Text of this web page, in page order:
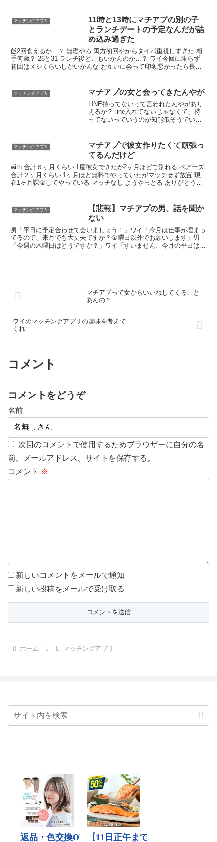
マッチングアプリ
11時と13時にマチアプの別の子
とランチデートの予定なんだが詰
め込み過ぎた
飯2回食えるか…？ 無理やろ 両方初回やからタイパ重視しすぎた 相
手何歳？ 26と31 ランチ後どこもいかんのか…？ ワイ今回に限らず
初回はメシくらいしかいかんな お互いに会って印象悪かったら長時
マッチングアプリ マチアプの女と会ってきたんやが
LINE持ってないって言われたんやがあり
えるか？ line入れてないじゃなくて、持
ってないっていうのが知能低そうでいい
実際に会ってなんかしたんけ？ かふぇい
ったよ
マッチングアプリ
マチアプで彼女作りたくて頑張っ
てるんだけど
with 合計６ヶ月くらい 1度彼女できたが2ヶ月ほどで別れる ペアーズ
合計２ヶ月くらい 1ヶ月ほど無料でやっていたがマッチせず放置 現
在1ヶ月課金してやっている マッチなし ようやっとる ありがとう😭
マッチングアプリ
【悲報】マチアプの男、話を聞か
ない
男「平日に予定合わせて会いましょう！」ワイ「今月は仕事が埋まっ
てるので、来月でも大丈夫ですか？金曜日以外でお願いします」男
「今週の木曜日はどうですか？」ワイ「すいません、今月の平日はも
マチアプって女からいいねしてくること
あんの？
ワイのマッチングアプリの趣味を考えて
くれ
コメント
コメントをどうぞ
名前
次回のコメントで使用するためブラウザーに自分の名
前、メールアドレス、サイトを保存する。
コメント ※
新しいコメントをメールで通知
新しい投稿をメールで受け取る
ホーム マッチングアプリ